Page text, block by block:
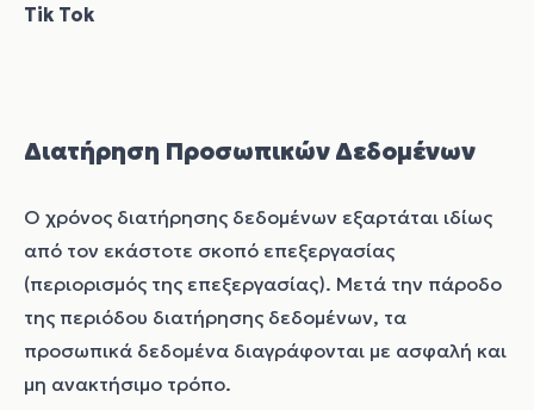
Tik Tok
Διατήρηση Προσωπικών Δεδομένων
Ο χρόνος διατήρησης δεδομένων εξαρτάται ιδίως
από τον εκάστοτε σκοπό επεξεργασίας
(περιορισμός της επεξεργασίας). Μετά την πάροδο
της περιόδου διατήρησης δεδομένων, τα
προσωπικά δεδομένα διαγράφονται με ασφαλή και
μη ανακτήσιμο τρόπο.